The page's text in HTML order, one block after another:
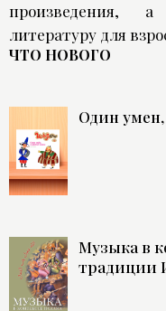
произведения,
литературу для
ЧТО НОВОГО
Один умен,
Музыка в
традиции